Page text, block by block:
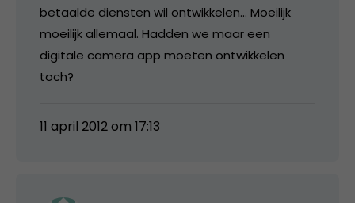
betaalde diensten wil ontwikkelen… Moeilijk
moeilijk allemaal. Hadden we maar een
digitale camera app moeten ontwikkelen
toch?
11 april 2012 om 17:13